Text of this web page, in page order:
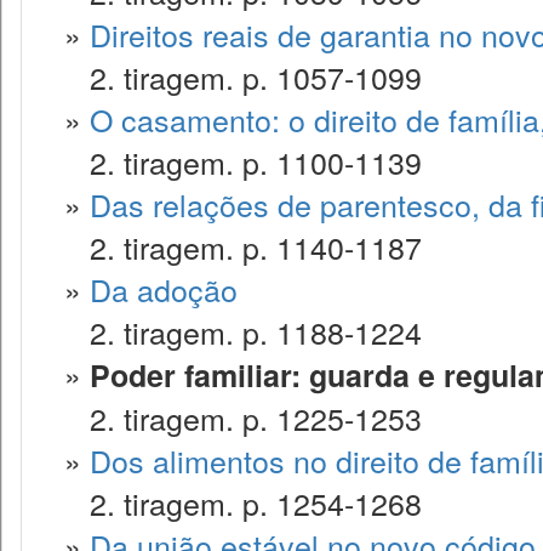
» Direitos reais de garantia no
2. tiragem. p. 1057-1099
» O casamento: o direito de
2. tiragem. p. 1100-1139
» Das relações de parentesco,
2. tiragem. p. 1140-1187
» Da adoção
2. tiragem. p. 1188-1224
» Poder familiar: guarda e
2. tiragem. p. 1225-1253
» Dos alimentos no direito de
2. tiragem. p. 1254-1268